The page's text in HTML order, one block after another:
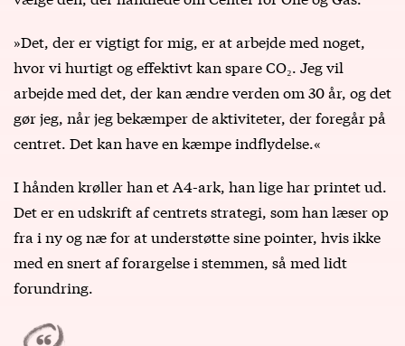
»Det, der er vigtigt for mig, er at arbejde med noget,
hvor vi hurtigt og effektivt kan spare CO₂. Jeg vil
arbejde med det, der kan ændre verden om 30 år, og det
gør jeg, når jeg bekæmper de aktiviteter, der foregår på
centret. Det kan have en kæmpe indflydelse.«
I hånden krøller han et A4-ark, han lige har printet ud.
Det er en udskrift af centrets strategi, som han læser op
fra i ny og næ for at understøtte sine pointer, hvis ikke
med en snert af forargelse i stemmen, så med lidt
forundring.